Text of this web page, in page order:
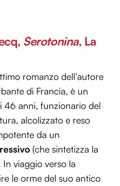
Serotonina, La
romanzo dell’autore
di Francia, è un
46 anni, funzionario del
alcolizzato e reso
da un
(che sintetizza la
viaggio verso la
le orme del suo antico